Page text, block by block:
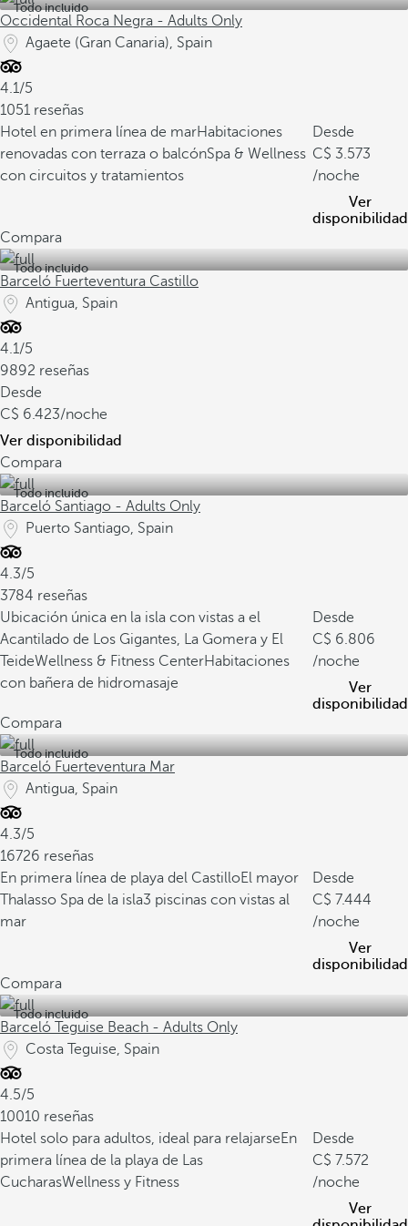
Todo incluido
Occidental Roca Negra - Adults Only
Agaete (Gran Canaria), Spain
4.1/5
1051 reseñas
Hotel en primera línea de marHabitaciones
renovadas con terraza o balcónSpa & Wellness
con circuitos y tratamientos
Desde
3.573
/noche
Ver
disponibilidad
Compara
Todo incluido
Barceló Fuerteventura Castillo
Antigua, Spain
4.1/5
9892 reseñas
Desde
6.423/noche
Ver disponibilidad
Compara
Todo incluido
Barceló Santiago - Adults Only
Puerto Santiago, Spain
4.3/5
3784 reseñas
Ubicación única en la isla con vistas a el
Acantilado de Los Gigantes, La Gomera y El
TeideWellness & Fitness CenterHabitaciones
con bañera de hidromasaje
Desde
6.806
/noche
Ver
disponibilidad
Compara
Todo incluido
Barceló Fuerteventura Mar
Antigua, Spain
4.3/5
16726 reseñas
En primera línea de playa del CastilloEl mayor
Thalasso Spa de la isla3 piscinas con vistas al
mar
Desde
7.444
/noche
Ver
disponibilidad
Compara
Todo incluido
Barceló Teguise Beach - Adults Only
Costa Teguise, Spain
4.5/5
10010 reseñas
Hotel solo para adultos, ideal para relajarseEn
primera línea de la playa de Las
CucharasWellness y Fitness
Desde
7.572
/noche
Ver